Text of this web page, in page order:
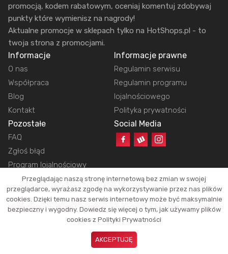
promocją, kodem rabatowym, oceniaj komentuj zdobywaj
punkty które wymienisz na nagrody!
Aktualne promocje w sklepach tylko na HotShops.pl - to
twoja strona z promocjami.
Informacje
O nas
Współpraca
Blog
Kontakt
Informacje prawne
Regulamin serwisu
Regulamin programu
lojalnościowego
Polityka prywatności
Pozostałe
FAQ
Zgłoś błąd
Program lojalnościowy
Social Media
Copyright © 2026 HotShops.pl - Wszelkie prawa zastrzeżone.
Jako partnerzy możemy otrzymać prowizję za dokonanie zakupów z naszych
linków. Dzięki temu jesteśmy w stanie utrzymać działanie naszego portalu.
Okazje oraz ich atrakcyjność zależą tylko i wyłącznie od naszych
użytkowników.
Przeglądając naszą stronę internetową bez zmian w swojej
przeglądarce, wyrażasz zgodę na wykorzystywanie przez nas plików
cookies. Dzięki temu nasz serwis internetowy może być maksymalnie
bezpieczny i wygodny. Dowiedz się więcej o tym, jak używamy plików
cookies z Polityki Prywatności
AKCEPTUJĘ